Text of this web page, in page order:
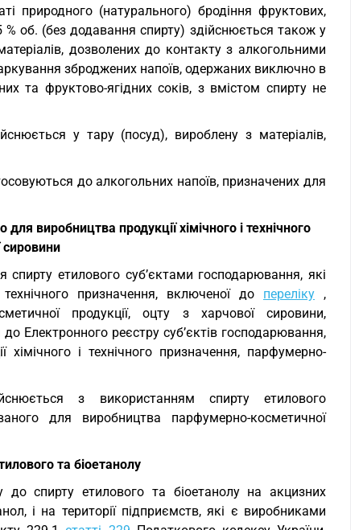
природного (натурального) бродіння фруктових,
% об. (без додавання спирту) здійснюється також у
дозволених до контакту з алкогольними
зброджених напоїв, одержаних виключно в
та фруктово-ягідних соків, з вмістом спирту не
у тару (посуд), вироблену з матеріалів,
до алкогольних напоїв, призначених для
виробництва продукції хімічного і технічного
сировини
етилового суб’єктами господарювання, які
призначення, включеної до переліку ,
продукції, оцту з харчової сировини,
Електронного реєстру суб’єктів господарювання,
і технічного призначення, парфумерно-
з використанням спирту етилового
для виробництва парфумерно-косметичної
та біоетанолу
спирту етилового та біоетанолу на акцизних
і на території підприємств, які є виробниками